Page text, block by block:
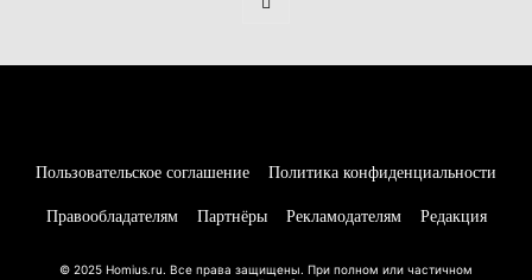
Пользовательское соглашение Политика конфиденциальности
Правообладателям Партнёры Рекламодателям Редакция
© 2025 Homius.ru. Все права защищены. При полном или частичном